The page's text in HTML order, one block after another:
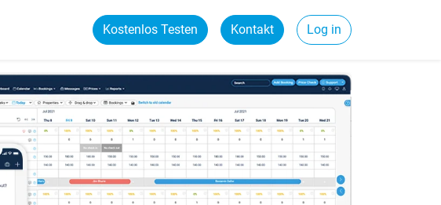
Kostenlos Testen Kontakt Log in